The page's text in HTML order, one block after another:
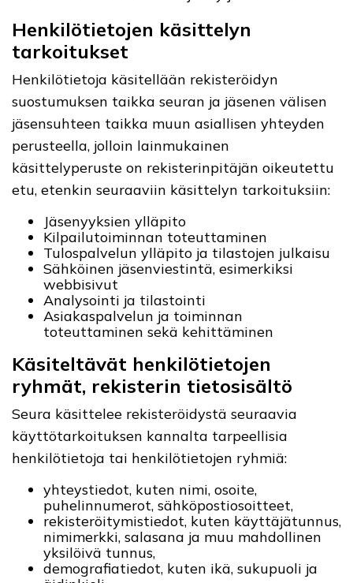
Henkilötietojen käsittelyn
tarkoitukset
Henkilötietoja käsitellään rekisteröidyn
suostumuksen taikka seuran ja jäsenen välisen
jäsensuhteen taikka muun asiallisen yhteyden
perusteella, jolloin lainmukainen
käsittelyperuste on rekisterinpitäjän oikeutettu
etu, etenkin seuraaviin käsittelyn tarkoituksiin:
Jäsenyyksien ylläpito
Kilpailutoiminnan toteuttaminen
Tulospalvelun ylläpito ja tilastojen julkaisu
Sähköinen jäsenviestintä, esimerkiksi
webbisivut
Analysointi ja tilastointi
Asiakaspalvelun ja toiminnan
toteuttaminen sekä kehittäminen
Käsiteltävät henkilötietojen
ryhmät, rekisterin tietosisältö
Seura käsittelee rekisteröidystä seuraavia
käyttötarkoituksen kannalta tarpeellisia
henkilötietoja tai henkilötietojen ryhmiä:
yhteystiedot, kuten nimi, osoite,
puhelinnumerot, sähköpostiosoitteet,
rekisteröitymistiedot, kuten käyttäjätunnus,
nimimerkki, salasana ja muu mahdollinen
yksilöivä tunnus,
demografiatiedot, kuten ikä, sukupuoli ja